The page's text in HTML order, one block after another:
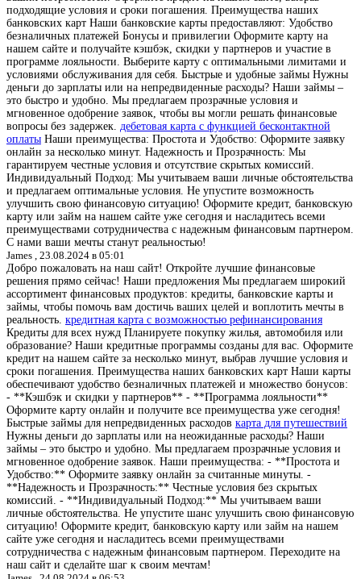
подходящие условия и сроки погашения. Преимущества наших
банковских карт Наши банковские карты предоставляют: Удобство
безналичных платежей Бонусы и привилегии Оформите карту на
нашем сайте и получайте кэшбэк, скидки у партнеров и участие в
программе лояльности. Выберите карту с оптимальными лимитами и
условиями обслуживания для себя. Быстрые и удобные займы Нужны
деньги до зарплаты или на непредвиденные расходы? Наши займы –
это быстро и удобно. Мы предлагаем прозрачные условия и
мгновенное одобрение заявок, чтобы вы могли решать финансовые
вопросы без задержек. дебетовая карта с функцией бесконтактной
оплаты Наши преимущества: Простота и Удобство: Оформите заявку
онлайн за несколько минут. Надежность и Прозрачность: Мы
гарантируем честные условия и отсутствие скрытых комиссий.
Индивидуальный Подход: Мы учитываем ваши личные обстоятельства
и предлагаем оптимальные условия. Не упустите возможность
улучшить свою финансовую ситуацию! Оформите кредит, банковскую
карту или займ на нашем сайте уже сегодня и насладитесь всеми
преимуществами сотрудничества с надежным финансовым партнером.
С нами ваши мечты станут реальностью!
James , 23.08.2024 в 05:01
Добро пожаловать на наш сайт! Откройте лучшие финансовые
решения прямо сейчас! Наши предложения Мы предлагаем широкий
ассортимент финансовых продуктов: кредиты, банковские карты и
займы, чтобы помочь вам достичь ваших целей и воплотить мечты в
реальность. кредитная карта с возможностью рефинансирования
Кредиты для всех нужд Планируете покупку жилья, автомобиля или
образование? Наши кредитные программы созданы для вас. Оформите
кредит на нашем сайте за несколько минут, выбрав лучшие условия и
сроки погашения. Преимущества наших банковских карт Наши карты
обеспечивают удобство безналичных платежей и множество бонусов:
- **Кэшбэк и скидки у партнеров** - **Программа лояльности**
Оформите карту онлайн и получите все преимущества уже сегодня!
Быстрые займы для непредвиденных расходов карта для путешествий
Нужны деньги до зарплаты или на неожиданные расходы? Наши
займы – это быстро и удобно. Мы предлагаем прозрачные условия и
мгновенное одобрение заявок. Наши преимущества: - **Простота и
Удобство:** Оформите заявку онлайн за считанные минуты. -
**Надежность и Прозрачность:** Честные условия без скрытых
комиссий. - **Индивидуальный Подход:** Мы учитываем ваши
личные обстоятельства. Не упустите шанс улучшить свою финансовую
ситуацию! Оформите кредит, банковскую карту или займ на нашем
сайте уже сегодня и насладитесь всеми преимуществами
сотрудничества с надежным финансовым партнером. Переходите на
наш сайт и сделайте шаг к своим мечтам!